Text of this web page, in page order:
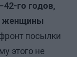
го годов,
женщины
посылки
этого не